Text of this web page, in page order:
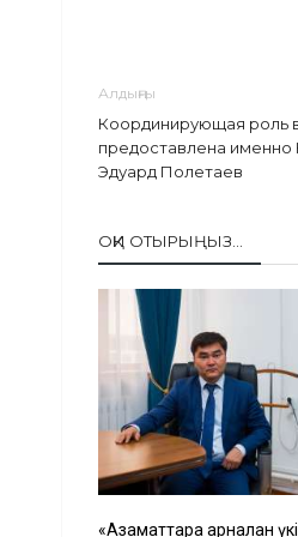
Алдыңғы
Координирующая роль
предоставлена именно
Эдуард Полетаев
ОҚИ ОТЫРЫҢЫЗ...
«Азаматтарға арналған